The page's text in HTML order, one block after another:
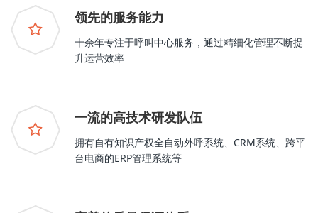
领先的服务能力
十余年专注于呼叫中心服务，通过精细化管理不断提
升运营效率
一流的高技术研发队伍
拥有自有知识产权全自动外呼系统、CRM系统、跨平
台电商的ERP管理系统等